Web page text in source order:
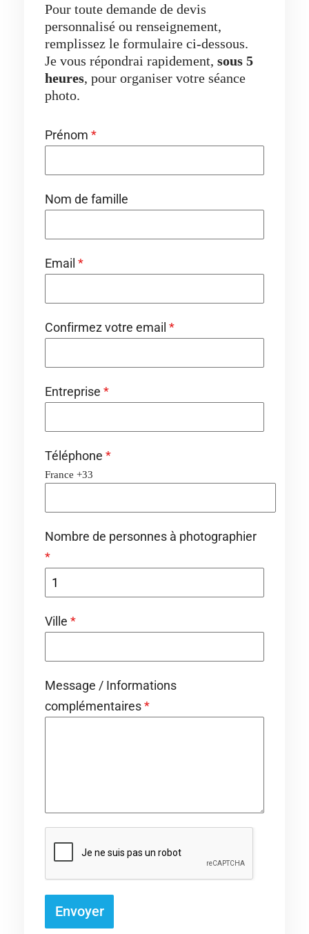
Pour toute demande de devis
personnalisé ou renseignement,
remplissez le formulaire ci-dessous.
Je vous répondrai rapidement, sous 5
heures, pour organiser votre séance
photo.
Prénom *
Nom de famille
Email *
Confirmez votre email *
Entreprise *
Téléphone *
France +33
Nombre de personnes à photographier
*
Ville *
Message / Informations
complémentaires*
Envoyer